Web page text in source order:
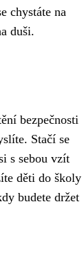
chystáte na
duši.
bezpečnosti
Stačí se
s sebou vzít
děti do školy
budete držet